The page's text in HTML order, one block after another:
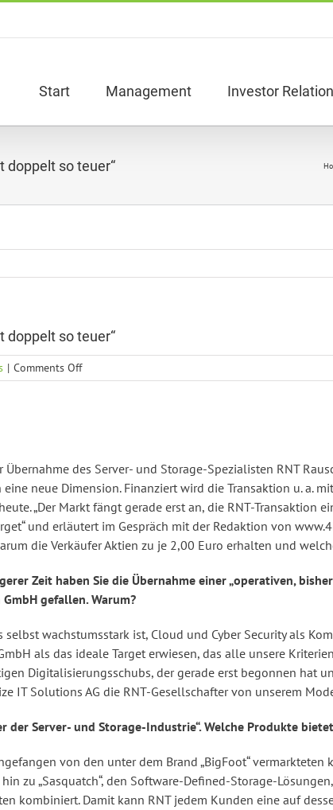
Start Management Investor
doppelt so teuer“
doppelt so teuer“
| Comments Offon
Securize
Group
ist
fast
doppelt
so
teuer“
des Server- und Storage-Spezialisten RNT
neue Dimension. Finanziert wird die Transaktion u. a.
„Der Markt fängt gerade erst an, die RNT-Transaktion
und erläutert im Gespräch mit der Redaktion von
die Verkäufer Aktien zu je 2,00 Euro erhalten und
Zeit haben Sie die Übernahme einer „operativen,
gefallen. Warum?
wachstumsstark ist, Cloud und Cyber Security als
als das ideale Target erwiesen, das alle unsere
Digitalisierungsschubs, der gerade erst begonnen hat
IT Solutions AG die RNT-Gesellschafter von unserem
der Server- und Storage-Industrie“. Welche Produkte
von den unter dem Brand „BigFoot“
zu „Sasquatch“, den Software-Defined-Storage-
kombiniert. Damit kann RNT jedem Kunden eine auf